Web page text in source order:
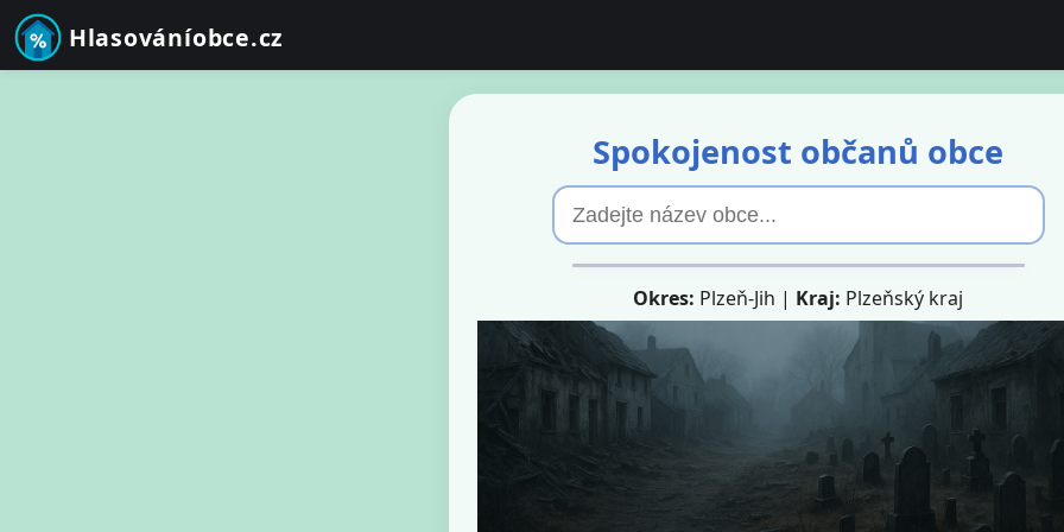
Hlasováníobce.cz
Spokojenost občanů obce
Okres: Plzeň-Jih | Kraj: Plzeňský kraj